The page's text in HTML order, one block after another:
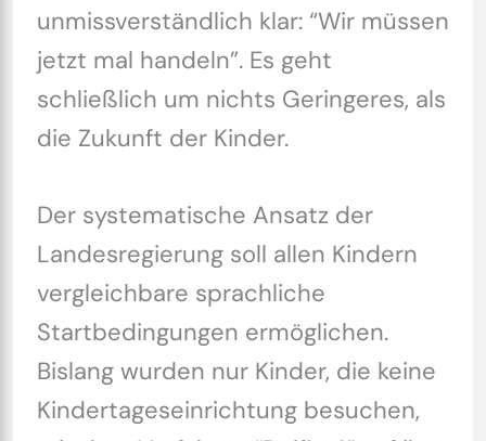
unmissverständlich klar: “Wir müssen
jetzt mal handeln”. Es geht
schließlich um nichts Geringeres, als
die Zukunft der Kinder.
Der systematische Ansatz der
Landesregierung soll allen Kindern
vergleichbare sprachliche
Startbedingungen ermöglichen.
Bislang wurden nur Kinder, die keine
Kindertageseinrichtung besuchen,